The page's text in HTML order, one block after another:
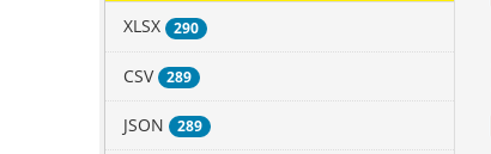
XLSX 290
CSV 289
JSON 289